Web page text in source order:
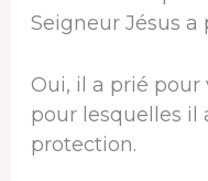
Seigneur Jésus a
Oui, il a prié pour
pour lesquelles il
protection.